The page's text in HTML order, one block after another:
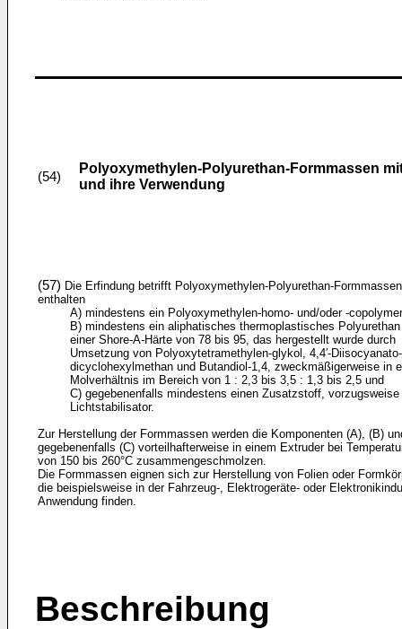
(54)
Polyoxymethylen-Polyurethan-Formmassen
und ihre Verwendung
(57) Die Erfindung betrifft Polyoxymethylen-Polyurethan-
enthalten
A) mindestens ein Polyoxymethylen-homo- und/oder -
B) mindestens ein aliphatisches thermoplastisches
einer Shore-A-Härte von 78 bis 95, das hergestellt wurde durch
Umsetzung von Polyoxytetramethylen-glykol, 4,4′-Diisocyanato-
dicyclohexylmethan und Butandiol-1,4, zweckmäßigerweise in
Molverhältnis im Bereich von 1 : 2,3 bis 3,5 : 1,3 bis 2,5 und
C) gegebenenfalls mindestens einen Zusatzstoff, vorzugsweise
Licht­stabilisator.
Zur Herstellung der Formmassen werden die Komponenten (A), (B)
gegebenenfalls (C) vorteilhafterweise in einem Extruder bei
von 150 bis 260°C zusammengeschmolzen.
Die Formmassen eignen sich zur Herstellung von Folien oder
die beispielsweise in der Fahrzeug-, Elektrogeräte- oder
Anwendung finden.
Beschreibung